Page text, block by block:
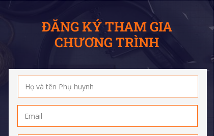
ĐĂNG KÝ THAM GIA
CHƯƠNG TRÌNH